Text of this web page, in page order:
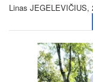
Linas JEGELEVIČIUS,